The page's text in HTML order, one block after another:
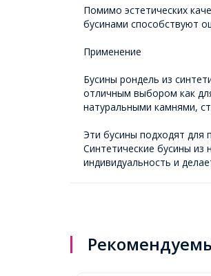
Помимо эстетических
бусинами способствуют
Применение
Бусины рондель из
отличным выбором как
натуральными камнями,
Эти бусины подходят для
Синтетические бусины из
индивидуальность и